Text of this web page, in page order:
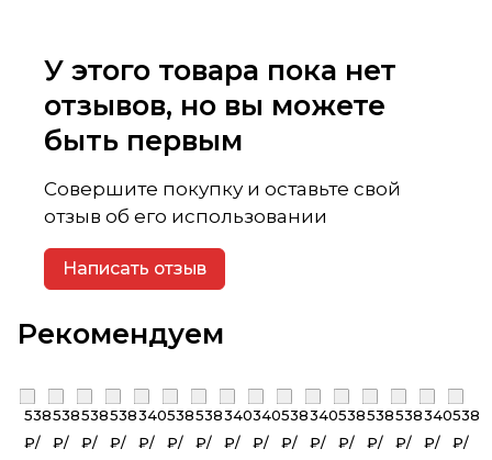
У этого товара пока нет
отзывов, но вы можете
быть первым
Совершите покупку и оставьте свой
отзыв об его использовании
Написать отзыв
Рекомендуем
538
₽/
538
₽/
538
₽/
538
₽/
340
₽/
538
₽/
538
₽/
340
₽/
340
₽/
538
₽/
340
₽/
538
₽/
538
₽/
538
₽/
340
₽/
538
₽/